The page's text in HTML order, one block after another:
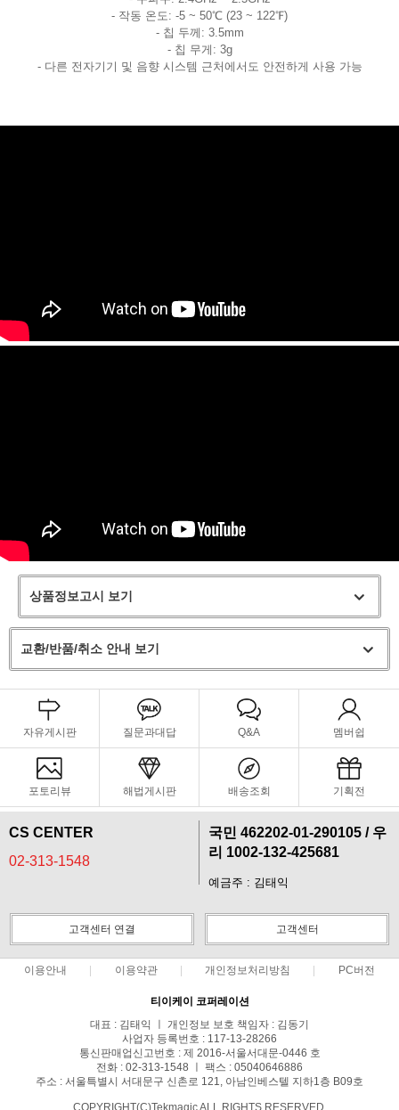
프 하세요!
- 작동 온도: -5 ~ 50℃ (23 ~ 122℉)
- 칩 두께: 3.5mm
- 칩 무게: 3g
- 다른 전자기기 및 음향 시스템 근처에서도 안전하게 사용 가능
상품정보고시 보기
교환/반품/취소 안내 보기
자유게시판 질문과대답 Q&A 멤버쉽
포토리뷰 해법게시판 배송조회 기획전
CS CENTER
02-313-1548
국민 462202-01-290105 / 우
리 1002-132-425681
예금주 : 김태익
고객센터 연결 고객센터
이용안내 이용약관 개인정보처리방침 PC버전
티이케이 코퍼레이션
대표 : 김태익 ㅣ 개인정보 보호 책임자 : 김동기
사업자 등록번호 : 117-13-28266
통신판매업신고번호 : 제 2016-서울서대문-0446 호
전화 : 02-313-1548 ㅣ 팩스 : 05040646886
주소 : 서울특별시 서대문구 신촌로 121, 아남인베스텔 지하1층 B09호
COPYRIGHT(C)Tekmagic ALL RIGHTS RESERVED.